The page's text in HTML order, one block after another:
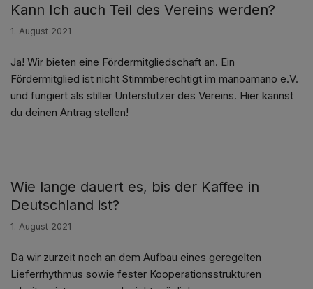
Kann Ich auch Teil des Vereins werden?
1. August 2021
Ja! Wir bieten eine Fördermitgliedschaft an. Ein
Fördermitglied ist nicht Stimmberechtigt im manoamano e.V.
und fungiert als stiller Unterstützer des Vereins. Hier kannst
du deinen Antrag stellen!
Wie lange dauert es, bis der Kaffee in
Deutschland ist?
1. August 2021
Da wir zurzeit noch an dem Aufbau eines geregelten
Lieferrhythmus sowie fester Kooperationsstrukturen